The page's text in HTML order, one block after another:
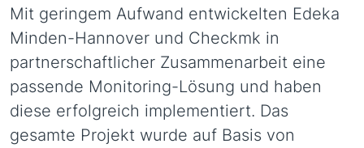
Mit geringem Aufwand entwickelten Edeka
Minden-Hannover und Checkmk in
partnerschaftlicher Zusammenarbeit eine
passende Monitoring-Lösung und haben
diese erfolgreich implementiert. Das
gesamte Projekt wurde auf Basis von